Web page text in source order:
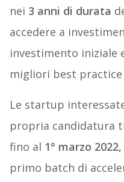
nei 3 anni di durata
accedere a
investimento iniziale
migliori best practice
Le startup
propria candidatura
fino al 1° marzo 2022,
primo batch di